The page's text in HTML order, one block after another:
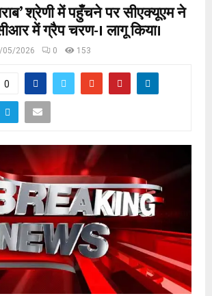
श्रेणी में पहुँचने पर सीएक्यूएम ने
में ग्रैप चरण-I लागू किया।
05/2026 0 153
0